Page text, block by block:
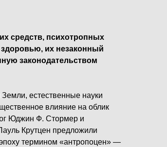
средств, психотропных
здоровью, их незаконный
законодательством
естественные науки
влияние на облик
Юджин Ф. Стормер и
Крутцен предложили
эпоху термином «антропоцен» —